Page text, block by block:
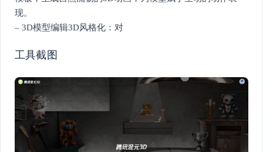
现。
– 3D模型编辑3D风格化：对
工具截图